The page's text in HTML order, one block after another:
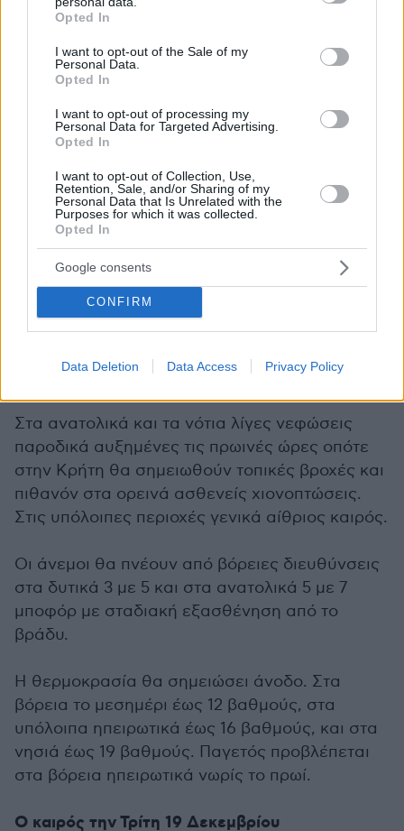
grant or deny consent to Google and its third-party tags to
use your data for below specified purposes in below Google
consent section.
Opted In
I want to opt-out of the Sale of my
Personal Data.
Opted In
I want to opt-out of processing my
Personal Data for Targeted Advertising.
Opted In
I want to opt-out of Collection, Use,
Retention, Sale, and/or Sharing of my
Personal Data that Is Unrelated with the
Purposes for which it was collected.
Opted In
Google consents
CONFIRM
Data Deletion Data Access Privacy Policy
βαθμούς Κελσίου.
ΘΕΣΣΑΛΙΑ
Καιρός: Αυξημένες νεφώσεις με τοπικές
βροχές και πρόσκαιρες χιονοπτώσεις στα
Σταδιακά από τις μεσημβρινές ώρες ο καιρός
θα βελτιωθεί.
Ανεμοι: Βόρειοι βορειοανατολικοί 5 με 6 και
πρόσκαιρα στα ανατολικά τις πρωινές ώρες
έως 7 μποφόρ με βαθμιαία εξασθένηση από τις
μεσημβρινές ώρες.
Θερμοκρασία: Από 01 έως 10 βαθμούς Κελσίου.
Ο καιρός τη Δευτέρα 18 Δεκεμβρίου
Στα ανατολικά και τα νότια λίγες νεφώσεις
παροδικά αυξημένες τις πρωινές ώρες οπότε
στην Κρήτη θα σημειωθούν τοπικές βροχές και
πιθανόν στα ορεινά ασθενείς χιονοπτώσεις.
Στις υπόλοιπες περιοχές γενικά αίθριος καιρός.
Οι άνεμοι θα πνέουν από βόρειες διευθύνσεις
στα δυτικά 3 με 5 και στα ανατολικά 5 με 7
μποφόρ με σταδιακή εξασθένηση από το
βράδυ.
Η θερμοκρασία θα σημειώσει άνοδο. Στα
βόρεια το μεσημέρι έως 12 βαθμούς, στα
υπόλοιπα ηπειρωτικά έως 16 βαθμούς, και στα
νησιά έως 19 βαθμούς. Παγετός προβλέπεται
στα βόρεια ηπειρωτικά νωρίς το πρωί.
Ο καιρός την Τρίτη 19 Δεκεμβρίου